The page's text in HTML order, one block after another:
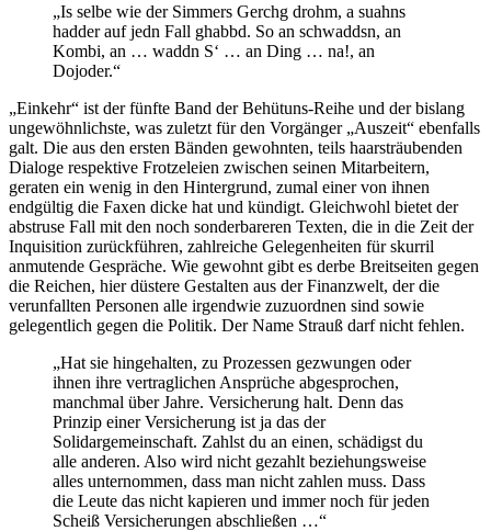
„Is selbe wie der Simmers Gerchg drohm, a suahns
hadder auf jedn Fall ghabbd. So an schwaddsn, an
Kombi, an … waddn S‘ … an Ding … na!, an
Dojoder.“
„Einkehr“ ist der fünfte Band der Behütuns-Reihe und der bislang
ungewöhnlichste, was zuletzt für den Vorgänger „Auszeit“ ebenfalls
galt. Die aus den ersten Bänden gewohnten, teils haarsträubenden
Dialoge respektive Frotzeleien zwischen seinen Mitarbeitern,
geraten ein wenig in den Hintergrund, zumal einer von ihnen
endgültig die Faxen dicke hat und kündigt. Gleichwohl bietet der
abstruse Fall mit den noch sonderbareren Texten, die in die Zeit der
Inquisition zurückführen, zahlreiche Gelegenheiten für skurril
anmutende Gespräche. Wie gewohnt gibt es derbe Breitseiten gegen
die Reichen, hier düstere Gestalten aus der Finanzwelt, der die
verunfallten Personen alle irgendwie zuzuordnen sind sowie
gelegentlich gegen die Politik. Der Name Strauß darf nicht fehlen.
„Hat sie hingehalten, zu Prozessen gezwungen oder
ihnen ihre vertraglichen Ansprüche abgesprochen,
manchmal über Jahre. Versicherung halt. Denn das
Prinzip einer Versicherung ist ja das der
Solidargemeinschaft. Zahlst du an einen, schädigst du
alle anderen. Also wird nicht gezahlt beziehungsweise
alles unternommen, dass man nicht zahlen muss. Dass
die Leute das nicht kapieren und immer noch für jeden
Scheiß Versicherungen abschließen …“